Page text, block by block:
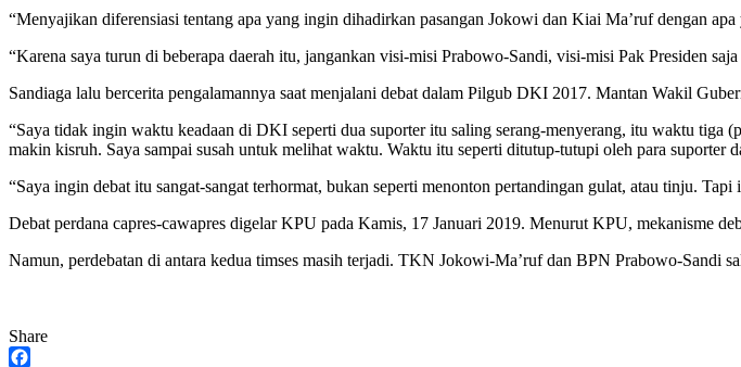
“Menyajikan diferensiasi tentang apa yang ingin dihadirkan pasangan Jokowi dan Kiai Ma’ruf dengan
“Karena saya turun di beberapa daerah itu, jangankan visi-misi Prabowo-Sandi, visi-misi Pak Presiden
Sandiaga lalu bercerita pengalamannya saat menjalani debat dalam Pilgub DKI 2017. Mantan Wakil
“Saya tidak ingin waktu keadaan di DKI seperti dua suporter itu saling serang-menyerang, itu waktu tiga
makin kisruh. Saya sampai susah untuk melihat waktu. Waktu itu seperti ditutup-tutupi oleh para suporter
“Saya ingin debat itu sangat-sangat terhormat, bukan seperti menonton pertandingan gulat, atau tinju.
Debat perdana capres-cawapres digelar KPU pada Kamis, 17 Januari 2019. Menurut KPU, mekanisme
Namun, perdebatan di antara kedua timses masih terjadi. TKN Jokowi-Ma’ruf dan BPN Prabowo-Sandi
Share